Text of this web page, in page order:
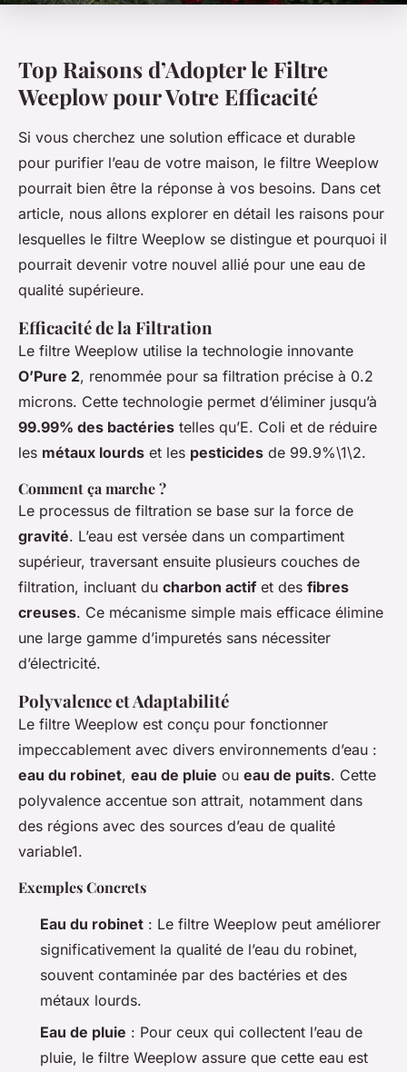
Top Raisons d’Adopter le Filtre
Weeplow pour Votre Efficacité
Si vous cherchez une solution efficace et durable
pour purifier l’eau de votre maison, le filtre Weeplow
pourrait bien être la réponse à vos besoins. Dans cet
article, nous allons explorer en détail les raisons pour
lesquelles le filtre Weeplow se distingue et pourquoi il
pourrait devenir votre nouvel allié pour une eau de
qualité supérieure.
Efficacité de la Filtration
Le filtre Weeplow utilise la technologie innovante
O’Pure 2, renommée pour sa filtration précise à 0.2
microns. Cette technologie permet d’éliminer jusqu’à
99.99% des bactéries telles qu’E. Coli et de réduire
les métaux lourds et les pesticides de 99.9%\1\2.
Comment ça marche ?
Le processus de filtration se base sur la force de
gravité. L’eau est versée dans un compartiment
supérieur, traversant ensuite plusieurs couches de
filtration, incluant du charbon actif et des fibres
creuses. Ce mécanisme simple mais efficace élimine
une large gamme d’impuretés sans nécessiter
d’électricité.
Polyvalence et Adaptabilité
Le filtre Weeplow est conçu pour fonctionner
impeccablement avec divers environnements d’eau :
eau du robinet, eau de pluie ou eau de puits. Cette
polyvalence accentue son attrait, notamment dans
des régions avec des sources d’eau de qualité
variable1.
Exemples Concrets
Eau du robinet : Le filtre Weeplow peut améliorer
significativement la qualité de l’eau du robinet,
souvent contaminée par des bactéries et des
métaux lourds.
Eau de pluie : Pour ceux qui collectent l’eau de
pluie, le filtre Weeplow assure que cette eau est